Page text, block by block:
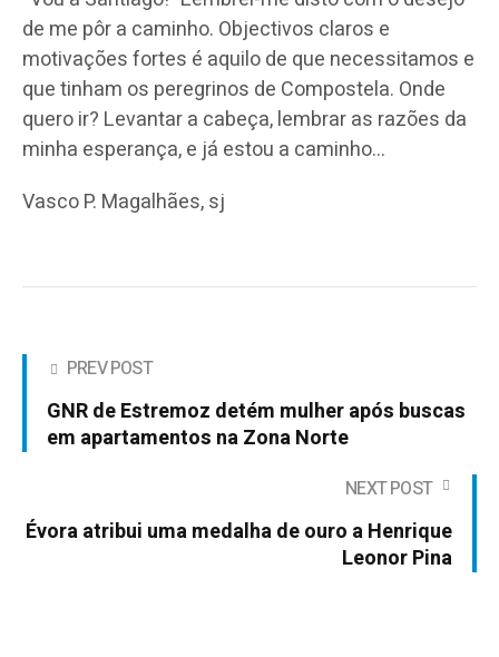
de me pôr a caminho. Objectivos claros e
motivações fortes é aquilo de que necessitamos e
que tinham os peregrinos de Compostela. Onde
quero ir? Levantar a cabeça, lembrar as razões da
minha esperança, e já estou a caminho…
Vasco P. Magalhães, sj
PREV POST
GNR de Estremoz detém mulher após buscas
em apartamentos na Zona Norte
NEXT POST
Évora atribui uma medalha de ouro a Henrique
Leonor Pina